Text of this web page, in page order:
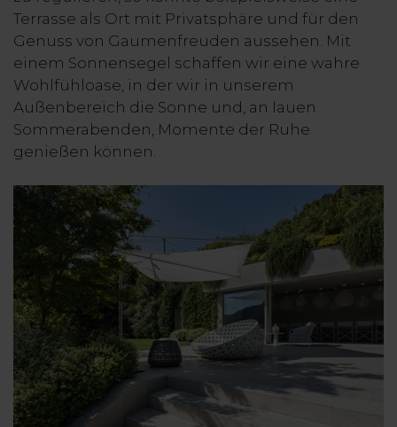
Terrasse als Ort mit Privatsphäre und für den
Genuss von Gaumenfreuden aussehen. Mit
einem Sonnensegel schaffen wir eine wahre
Wohlfühloase, in der wir in unserem
Außenbereich die Sonne und, an lauen
Sommerabenden, Momente der Ruhe
genießen können.